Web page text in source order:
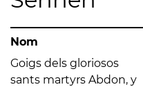
Nom
Goigs dels gloriosos
sants martyrs Abdon, y